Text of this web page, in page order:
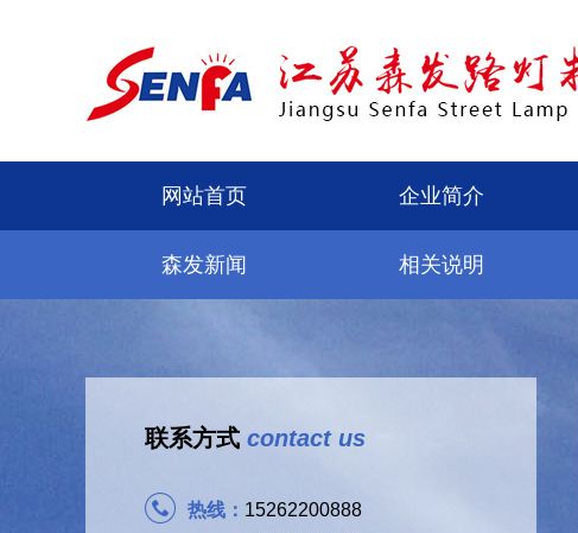
网站首页 企业简介
森发新闻 相关说明
联系方式 contact us
热线： 15262200888